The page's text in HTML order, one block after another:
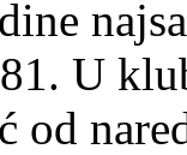
U
od